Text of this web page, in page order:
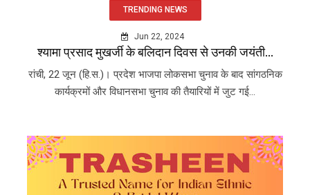
TRENDING NEWS
Jun 22, 2024
श्यामा प्रसाद मुखर्जी के बलिदान दिवस से उनकी जयंती...
रांची, 22 जून (हि.स.)। प्रदेश भाजपा लोकसभा चुनाव के बाद सांगठनिक
कार्यक्रमों और विधानसभा चुनाव की तैयारियों में जुट गई...